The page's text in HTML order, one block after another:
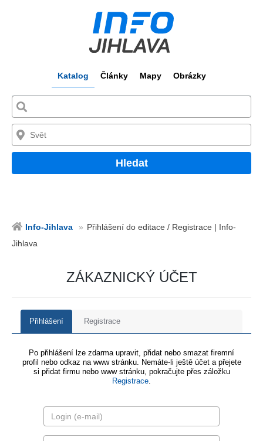
Katalog Články Mapy Obrázky
Hledat
Info-Jihlava
Přihlášení do editace / Registrace | Info-
Jihlava
ZÁKAZNICKÝ ÚČET
Přihlášení Registrace
Po přihlášení lze zdarma upravit, přidat nebo smazat firemní
profil nebo odkaz na www stránku. Nemáte-li ještě účet a přejete
si přidat firmu nebo www stránku, pokračujte přes záložku
Registrace.